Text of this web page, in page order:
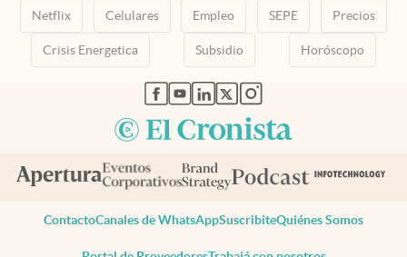
Netflix Celulares Empleo SEPE Precios
Crisis Energetica Subsidio Horóscopo
abre en nueva pestaña
abre en nueva pestaña
abre en nueva pestaña
abre en nueva pestaña
abre en nueva pestaña
ContactoCanales de WhatsAppSuscribiteQuiénes Somos